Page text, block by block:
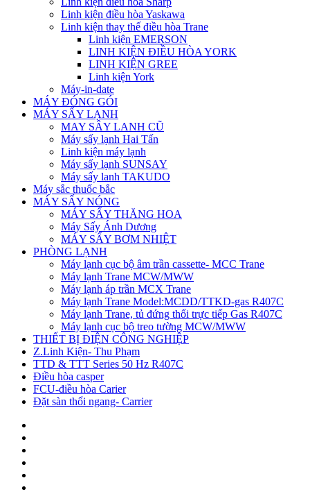
Linh kiện điều hòa Yaskawa
Linh kiện thay thế điều hòa Trane
Linh kiện EMERSON
LINH KIỆN ĐIỀU HÒA YORK
LINH KIỆN GREE
Linh kiện York
Máy-in-date
MÁY ĐÓNG GÓI
MÁY SẤY LẠNH
MAY SÂY LANH CŨ
Máy sấy lạnh Hai Tấn
Linh kiện máy lạnh
Máy sấy lạnh SUNSAY
Máy sấy lanh TAKUDO
Máy sắc thuốc bắc
MÁY SẤY NÓNG
MÁY SẤY THĂNG HOA
Máy Sấy Ánh Dương
MÁY SẤY BƠM NHIỆT
PHÒNG LẠNH
Máy lạnh cục bộ âm trần cassette- MCC Trane
Máy lạnh Trane MCW/MWW
Máy lạnh áp trần MCX Trane
Máy lạnh Trane Model:MCDD/TTKD-gas R407C
Máy lạnh Trane, tủ đứng thổi trực tiếp Gas R407C
Máy lạnh cục bộ treo tường MCW/MWW
THIẾT BỊ ĐIỆN CÔNG NGHIỆP
Z.Linh Kiện- Thu Phạm
TTD & TTT Series 50 Hz R407C
Điều hòa casper
FCU-điều hòa Carier
Đặt sàn thổi ngang- Carrier